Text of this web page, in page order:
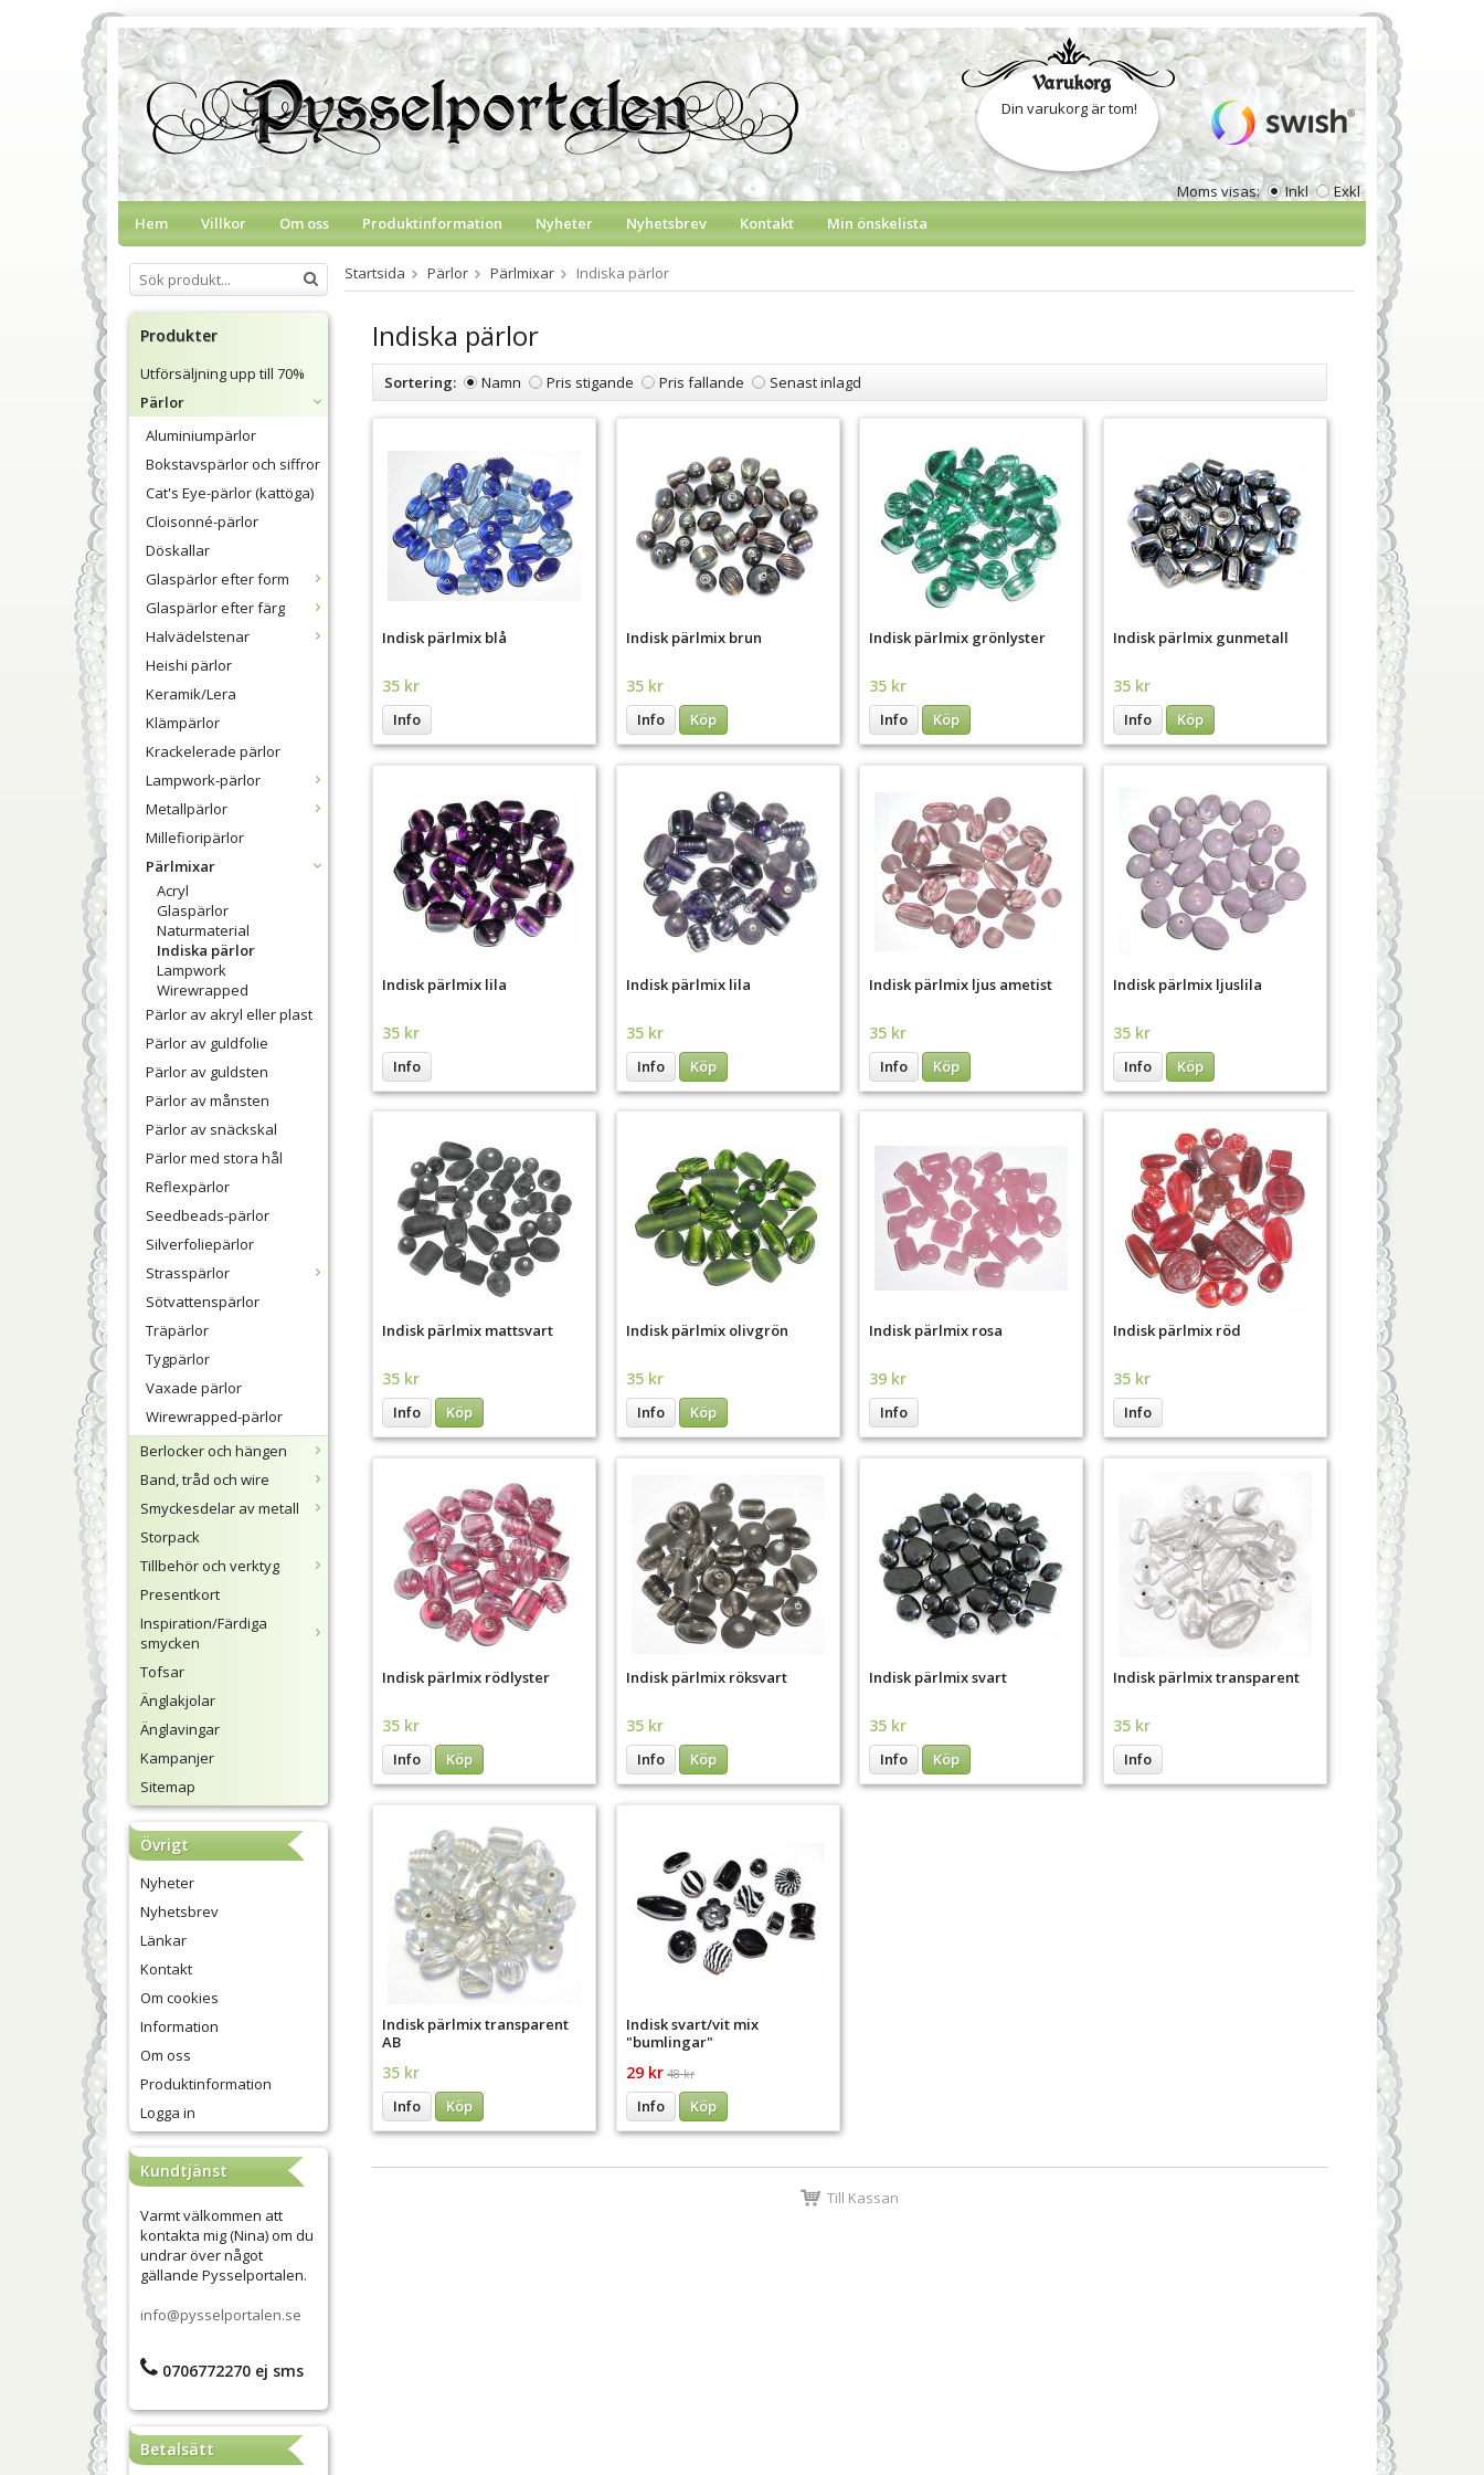
Moms visas: Inkl Exkl
Varukorg
Din varukorg är tom!
Hem Villkor Om oss Produktinformation Nyheter Nyhetsbrev Kontakt Min önskelista
Produkter
Utförsäljning upp till 70%
Pärlor
Aluminiumpärlor
Bokstavspärlor och siffror
Cat's Eye-pärlor (kattöga)
Cloisonné-pärlor
Döskallar
Glaspärlor efter form
Glaspärlor efter färg
Halvädelstenar
Heishi pärlor
Keramik/Lera
Klämpärlor
Krackelerade pärlor
Lampwork-pärlor
Metallpärlor
Millefioripärlor
Pärlmixar
Acryl
Glaspärlor
Naturmaterial
Indiska pärlor
Lampwork
Wirewrapped
Pärlor av akryl eller plast
Pärlor av guldfolie
Pärlor av guldsten
Pärlor av månsten
Pärlor av snäckskal
Pärlor med stora hål
Reflexpärlor
Seedbeads-pärlor
Silverfoliepärlor
Strasspärlor
Sötvattenspärlor
Träpärlor
Tygpärlor
Vaxade pärlor
Wirewrapped-pärlor
Berlocker och hängen
Band, tråd och wire
Smyckesdelar av metall
Storpack
Tillbehör och verktyg
Presentkort
Inspiration/Färdiga
smycken
Tofsar
Änglakjolar
Änglavingar
Kampanjer
Sitemap
Övrigt
Nyheter
Nyhetsbrev
Länkar
Kontakt
Om cookies
Information
Om oss
Produktinformation
Logga in
Kundtjänst
Varmt välkommen att
kontakta mig (Nina) om du
undrar över något
gällande Pysselportalen.
info@pysselportalen.se
0706772270 ej sms
Betalsätt
Startsida Pärlor Pärlmixar Indiska pärlor
Indiska pärlor
Sortering: Namn Pris stigande Pris fallande Senast inlagd
Indisk pärlmix blå
35 kr
Info
Indisk pärlmix brun
35 kr
Info Köp
Indisk pärlmix grönlyster
35 kr
Info Köp
Indisk pärlmix gunmetall
35 kr
Info Köp
Indisk pärlmix lila
35 kr
Info
Indisk pärlmix lila
35 kr
Info Köp
Indisk pärlmix ljus ametist
35 kr
Info Köp
Indisk pärlmix ljuslila
35 kr
Info Köp
Indisk pärlmix mattsvart
35 kr
Info Köp
Indisk pärlmix olivgrön
35 kr
Info Köp
Indisk pärlmix rosa
39 kr
Info
Indisk pärlmix röd
35 kr
Info
Indisk pärlmix rödlyster
35 kr
Info Köp
Indisk pärlmix röksvart
35 kr
Info Köp
Indisk pärlmix svart
35 kr
Info Köp
Indisk pärlmix transparent
35 kr
Info
Indisk pärlmix transparent
AB
35 kr
Info Köp
Indisk svart/vit mix
"bumlingar"
29 kr 48 kr
Info Köp
Till Kassan